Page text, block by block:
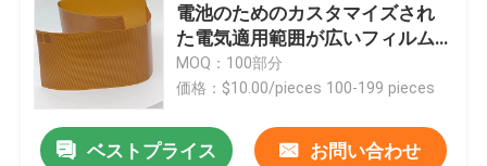
電池のためのカスタマイズされ
た電気適用範囲が広いフィルム
のヒーター
MOQ：100部分
価格：$10.00/pieces 100-199 pieces
ベストプライス お問い合わせ